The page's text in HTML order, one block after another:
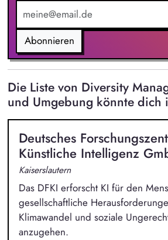
Abonnieren
Die Liste von Diversity
und Umgebung könnte dich
Deutsches
Künstliche Intelligenz
Kaiserslautern
Das DFKI erforscht KI für den
gesellschaftliche
Klimawandel und soziale
anzugehen.